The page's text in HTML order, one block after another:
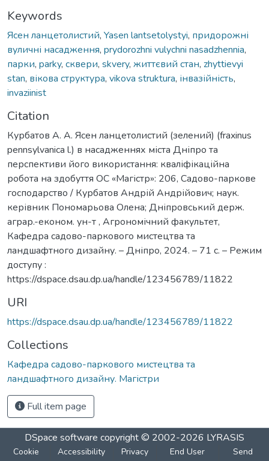
Keywords
Ясен ланцетолистий, Yasen lantsetolystyi, придорожні
вуличні насадження, prydorozhni vulychni nasadzhennia,
парки, parky, сквери, skvery, життєвий стан, zhyttievyi
stan, вікова структура, vikova struktura, інвазійність,
invaziinist
Citation
Курбатов А. А. Ясен ланцетолистий (зелений) (fraxinus
pennsylvanica l.) в насадженнях міста Дніпро та
перспективи його використання: кваліфікаційна
робота на здобуття ОС «Магістр»: 206, Садово-паркове
господарство / Курбатов Андрій Андрійович; наук.
керівник Пономарьова Олена; Дніпровський держ.
аграр.-економ. ун-т , Агрономічний факультет,
Кафедра садово-паркового мистецтва та
ландшафтного дизайну. – Дніпро, 2024. – 71 с. – Режим
доступу :
https://dspace.dsau.dp.ua/handle/123456789/11822
URI
https://dspace.dsau.dp.ua/handle/123456789/11822
Collections
Кафедра садово-паркового мистецтва та
ландшафтного дизайну. Магістри
Full item page
DSpace software copyright © 2002-2026 LYRASIS
Cookie
Accessibility
Privacy
End User
Send